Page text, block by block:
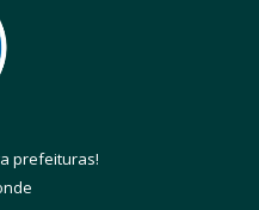
prefeituras!